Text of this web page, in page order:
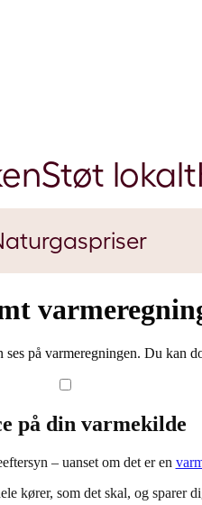
Støt lokalt
på varmeregningen. Du kan
på din varmekilde
– uanset om det er en
kører, som det skal, og sparer